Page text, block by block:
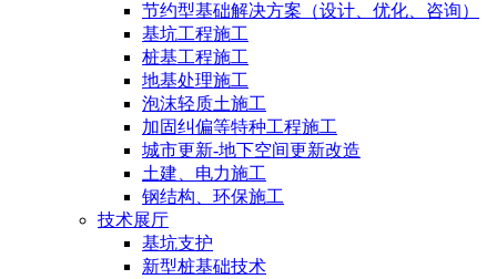
节约型基础解决方案（设计、优化、咨询）
基坑工程施工
桩基工程施工
地基处理施工
泡沫轻质土施工
加固纠偏等特种工程施工
城市更新-地下空间更新改造
土建、电力施工
钢结构、环保施工
技术展厅
基坑支护
新型桩基础技术